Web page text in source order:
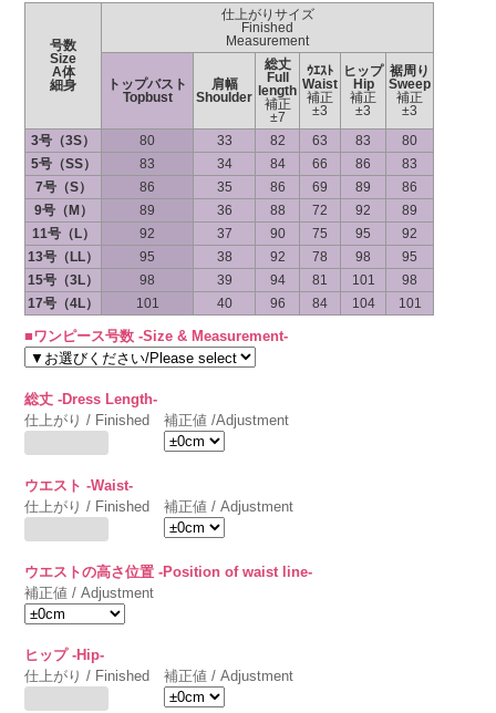
号数
Size
A体
細身
仕上がりサイズ
Finished
Measurement
トップバスト
Topbust
肩幅
Shoulder
総丈
Full
length
補正
±7
ｳｴｽﾄ
Waist
補正
±3
ヒップ
Hip
補正
±3
裾周り
Sweep
補正
±3
3号（3S）
80 33 82 63 83
80
5号（SS）
83 34 84 66 86
83
7号（S）
86 35 86 69 89
86
9号（M）
89 36 88 72 92
89
11号（L）
92 37 90 75 95
92
13号（LL）
95 38 92 78 98
95
15号（3L）
98 39 94 81 101
98
17号（4L）
101 40 96 84 104 101
■ワンピース号数 -Size & Measurement-
総丈 -Dress Length-
仕上がり / Finished
補正値 /Adjustment
ウエスト -Waist-
仕上がり / Finished
補正値 / Adjustment
ウエストの高さ位置 -Position of waist line-
補正値 / Adjustment
ヒップ -Hip-
仕上がり / Finished
補正値 / Adjustment